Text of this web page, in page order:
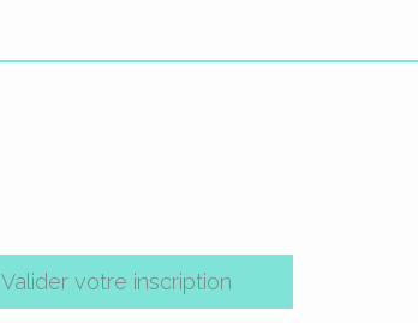
Valider votre inscription